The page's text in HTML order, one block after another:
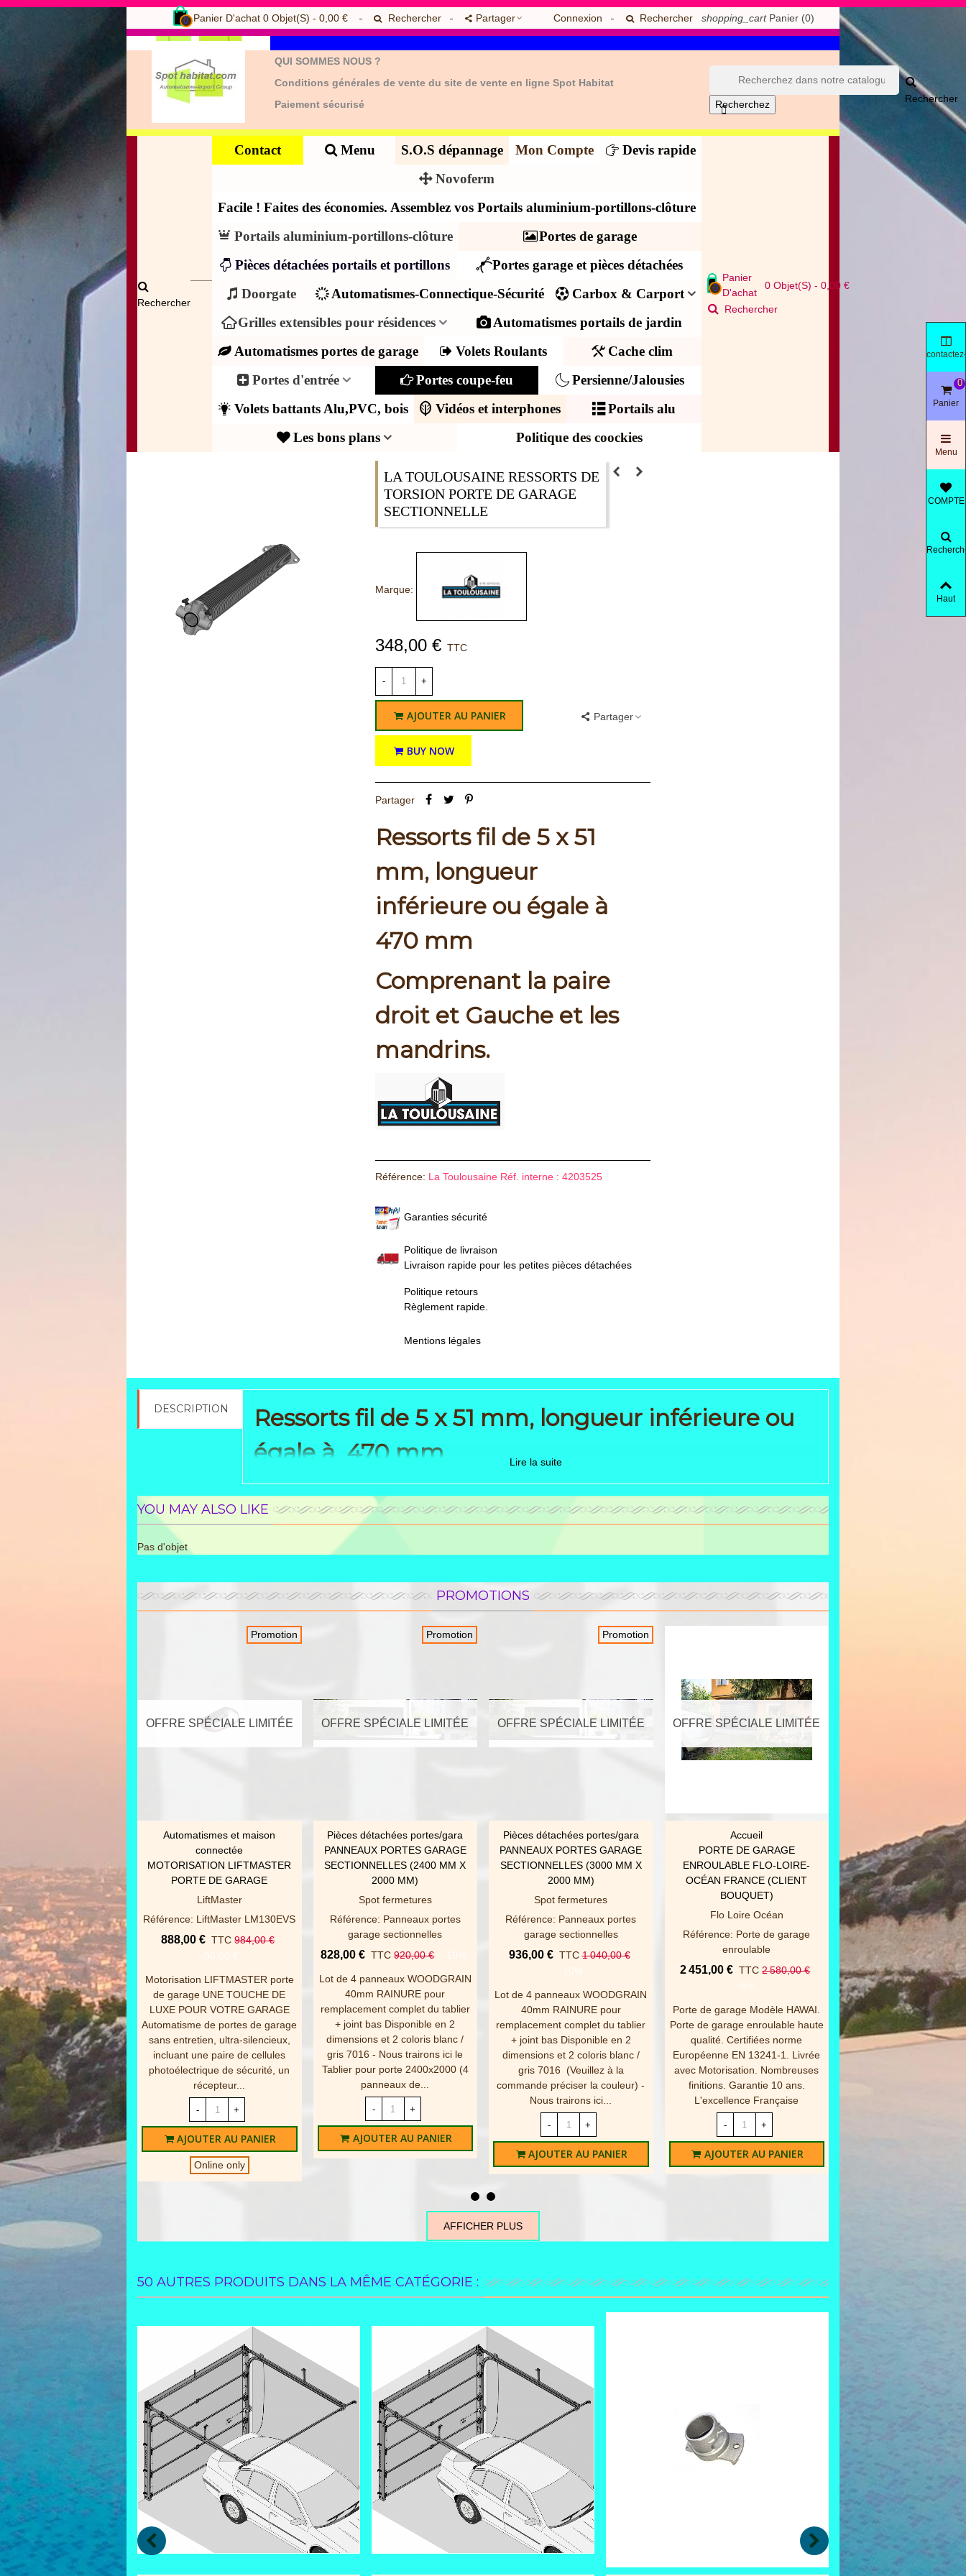
0 Panier D'achat 0 Objet(s) - 0,00 € Rechercher Partager Connexion Rechercher shopping_cart Panier (0)
QUI SOMMES NOUS ?
Conditions générales de vente du site de vente en ligne Spot Habitat
Paiement sécurisé

Recherchez
Rechercher
Rechercher
Contact Menu S.O.S dépannage Mon Compte
Devis rapide
Novoferm
Facile ! Faites des économies. Assemblez vos Portails aluminium-portillons-clôture
Portails aluminium-portillons-clôture
Portes de garage
Pièces détachées portails et portillons
Portes garage et pièces détachées
Doorgate
Automatismes-Connectique-Sécurité
Carbox & Carport
Grilles extensibles pour résidences
Automatismes portails de jardin
Automatismes portes de garage
Volets Roulants
Cache clim
Portes d'entrée
Portes coupe-feu
Persienne/Jalousies
Volets battants Alu,PVC, bois
Vidéos et interphones
Portails alu
Les bons plans
Politique des coockies
0
Panier
D'achat
0 Objet(s) - 0,00 €
Rechercher
LA TOULOUSAINE RESSORTS DE
TORSION PORTE DE GARAGE
SECTIONNELLE
Marque:
348,00 € TTC
- +
AJOUTER AU PANIER
BUY NOW
Partager
Partager
Ressorts fil de 5 x 51
mm, longueur
inférieure ou égale à
470 mm
Comprenant la paire
droit et Gauche et les
mandrins.
Référence: La Toulousaine Réf. interne : 4203525
Garanties sécurité
Politique de livraison
Livraison rapide pour les petites pièces détachées
Politique retours
Règlement rapide.
Mentions légales
DESCRIPTION
Ressorts fil de 5 x 51 mm, longueur inférieure ou
égale à 470 mm
Comprenant la paire droit et Gauche et les
mandrins.
En cas de doute veuillez nous envoyer la photo de la fiche identitaire de votre porte.
Lire la suite
YOU MAY ALSO LIKE
Pas d'objet
PROMOTIONS
Promotion
AFFICHER PLUS
OFFRE SPÉCIALE LIMITÉE
Automatismes et maison
connectée
MOTORISATION LIFTMASTER
PORTE DE GARAGE
LiftMaster
Référence: LiftMaster LM130EVS
888,00 € TTC 984,00 €
-96,00 €
Motorisation LIFTMASTER porte
de garage UNE TOUCHE DE
LUXE POUR VOTRE GARAGE
Automatisme de portes de garage
sans entretien, ultra-silencieux,
incluant une paire de cellules
photoélectrique de sécurité, un
récepteur...
- +
AJOUTER AU PANIER
Online only
Promotion
AFFICHER PLUS
OFFRE SPÉCIALE LIMITÉE
Pièces détachées portes/gara
PANNEAUX PORTES GARAGE
SECTIONNELLES (2400 MM X
2000 MM)
Spot fermetures
Référence: Panneaux portes
garage sectionnelles
828,00 € TTC 920,00 € -10%
Lot de 4 panneaux WOODGRAIN
40mm RAINURE pour
remplacement complet du tablier
+ joint bas Disponible en 2
dimensions et 2 coloris blanc /
gris 7016 - Nous trairons ici le
Tablier pour porte 2400x2000 (4
panneaux de...
- +
AJOUTER AU PANIER
Promotion
AFFICHER PLUS
OFFRE SPÉCIALE LIMITÉE
Pièces détachées portes/gara
PANNEAUX PORTES GARAGE
SECTIONNELLES (3000 MM X
2000 MM)
Spot fermetures
Référence: Panneaux portes
garage sectionnelles
936,00 € TTC 1 040,00 €
-10%
Lot de 4 panneaux WOODGRAIN
40mm RAINURE pour
remplacement complet du tablier
+ joint bas Disponible en 2
dimensions et 2 coloris blanc /
gris 7016 (Veuillez à la
commande préciser la couleur) -
Nous trairons ici...
- +
AJOUTER AU PANIER
AFFICHER PLUS
OFFRE SPÉCIALE LIMITÉE
Accueil
PORTE DE GARAGE
ENROULABLE FLO-LOIRE-
OCÉAN FRANCE (CLIENT
BOUQUET)
Flo Loire Océan
Référence: Porte de garage
enroulable
2 451,00 € TTC 2 580,00 €
-5%
Porte de garage Modèle HAWAI.
Porte de garage enroulable haute
qualité. Certifiées norme
Européenne EN 13241-1. Livrée
avec Motorisation. Nombreuses
finitions. Garantie 10 ans.
L'excellence Française
- +
AJOUTER AU PANIER
AFFICHER PLUS
Accueil
CARPORT NOVOFERM
OXYGEN
Novoferm
Référence: Carport
(modéle OXYGEN)
5 529,00 € TTC
5
-5%
Carport Novoferm
OXYGEN. Le
Novoferm permet
espaces extérieurs :
terrasses, spa,
structure design et
AFFICHER PLUS
50 AUTRES PRODUITS DANS LA MÊME CATÉGORIE :
contactez-
Panier
0
Menu
COMPTE
Haut